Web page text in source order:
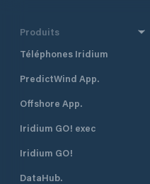
Produits
Téléphones Iridium
PredictWind App.
Offshore App.
Iridium GO! exec
Iridium GO!
DataHub.